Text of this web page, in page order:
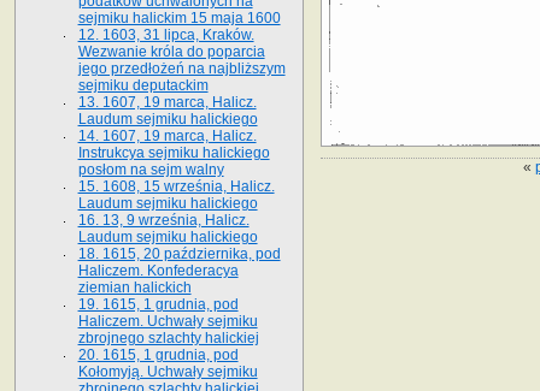
«
sejmiku halickim 15 maja 1600
12. 1603, 31 lipca, Kraków.
Wezwanie króla do poparcia
jego przedłożeń na najbliższym
sejmiku deputackim
13. 1607, 19 marca, Halicz.
Laudum sejmiku halickiego
14. 1607, 19 marca, Halicz.
Instrukcya sejmiku halickiego
posłom na sejm walny
15. 1608, 15 września, Halicz.
Laudum sejmiku halickiego
16. 13, 9 września, Halicz.
Laudum sejmiku halickiego
18. 1615, 20 października, pod
Haliczem. Konfederacya
ziemian halickich
19. 1615, 1 grudnia, pod
Haliczem. Uchwały sejmiku
zbrojnego szlachty halickiej
20. 1615, 1 grudnia, pod
Kołomyją. Uchwały sejmiku